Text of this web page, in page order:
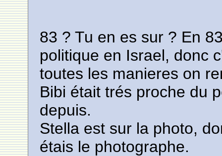
83 ? Tu en es sur ? En
politique en Israel, donc
toutes les manieres on
Bibi était trés proche du
depuis.
Stella est sur la photo,
étais le photographe.